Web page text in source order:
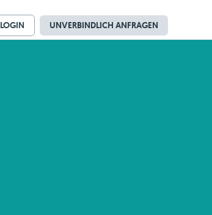
LOGIN UNVERBINDLICH ANFRAGEN